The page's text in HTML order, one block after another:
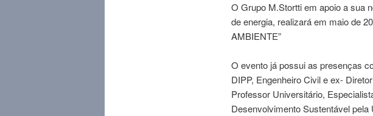
O Grupo M.Stortti em apoio a sua
de energia, realizará em maio de
AMBIENTE”
O evento já possui as presenças
DIPP, Engenheiro Civil e ex-
Professor Universitário,
Desenvolvimento Sustentável